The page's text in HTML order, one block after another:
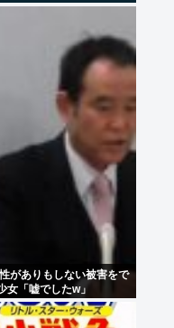
がありもしない被害をで
「嘘でしたw」